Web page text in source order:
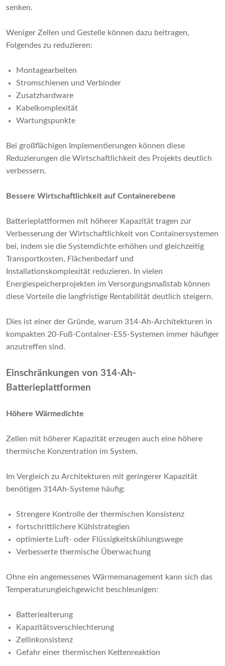
senken.
Weniger Zellen und Gestelle können dazu beitragen,
Folgendes zu reduzieren:
Montagearbeiten
Stromschienen und Verbinder
Zusatzhardware
Kabelkomplexität
Wartungspunkte
Bei großflächigen Implementierungen können diese
Reduzierungen die Wirtschaftlichkeit des Projekts deutlich
verbessern.
Bessere Wirtschaftlichkeit auf Containerebene
Batterieplattformen mit höherer Kapazität tragen zur
Verbesserung der Wirtschaftlichkeit von Containersystemen
bei, indem sie die Systemdichte erhöhen und gleichzeitig
Transportkosten, Flächenbedarf und
Installationskomplexität reduzieren. In vielen
Energiespeicherprojekten im Versorgungsmaßstab können
diese Vorteile die langfristige Rentabilität deutlich steigern.
Dies ist einer der Gründe, warum 314-Ah-Architekturen in
kompakten 20-Fuß-Container-ESS-Systemen immer häufiger
anzutreffen sind.
Einschränkungen von 314-Ah-
Batterieplattformen
Höhere Wärmedichte
Zellen mit höherer Kapazität erzeugen auch eine höhere
thermische Konzentration im System.
Im Vergleich zu Architekturen mit geringerer Kapazität
benötigen 314Ah-Systeme häufig:
Strengere Kontrolle der thermischen Konsistenz
fortschrittlichere Kühlstrategien
optimierte Luft- oder Flüssigkeitskühlungswege
Verbesserte thermische Überwachung
Ohne ein angemessenes Wärmemanagement kann sich das
Temperaturungleichgewicht beschleunigen:
Batteriealterung
Kapazitätsverschlechterung
Zellinkonsistenz
Gefahr einer thermischen Kettenreaktion